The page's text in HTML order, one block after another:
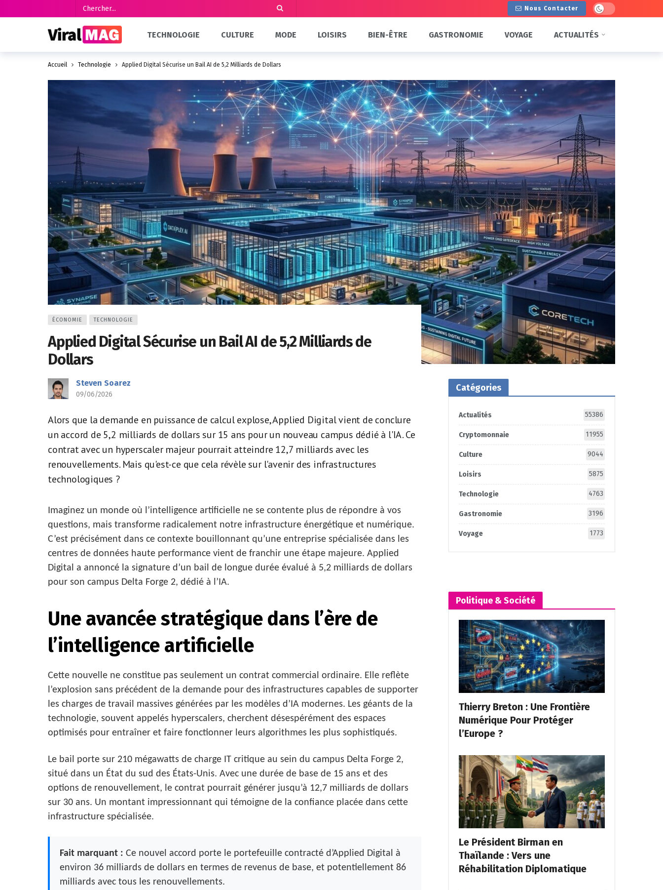
Nous Contacter Dark mode
TECHNOLOGIE CULTURE MODE LOISIRS BIEN-ÊTRE GASTRONOMIE VOYAGE ACTUALITÉS
Accueil Technologie Applied Digital Sécurise un Bail AI de 5,2 Milliards de Dollars
ÉCONOMIE TECHNOLOGIE
Applied Digital Sécurise un Bail AI de 5,2 Milliards de
Dollars
Steven Soarez
09/06/2026
Alors que la demande en puissance de calcul explose, Applied Digital vient de conclure
un accord de 5,2 milliards de dollars sur 15 ans pour un nouveau campus dédié à l'IA. Ce
contrat avec un hyperscaler majeur pourrait atteindre 12,7 milliards avec les
renouvellements. Mais qu'est-ce que cela révèle sur l'avenir des infrastructures
technologiques ?
Imaginez un monde où l’intelligence artificielle ne se contente plus de répondre à vos
questions, mais transforme radicalement notre infrastructure énergétique et numérique.
C’est précisément dans ce contexte bouillonnant qu’une entreprise spécialisée dans les
centres de données haute performance vient de franchir une étape majeure. Applied
Digital a annoncé la signature d’un bail de longue durée évalué à 5,2 milliards de dollars
pour son campus Delta Forge 2, dédié à l’IA.
Une avancée stratégique dans l’ère de
l’intelligence artificielle
Cette nouvelle ne constitue pas seulement un contrat commercial ordinaire. Elle reflète
l’explosion sans précédent de la demande pour des infrastructures capables de supporter
les charges de travail massives générées par les modèles d’IA modernes. Les géants de la
technologie, souvent appelés hyperscalers, cherchent désespérément des espaces
optimisés pour entraîner et faire fonctionner leurs algorithmes les plus sophistiqués.
Le bail porte sur 210 mégawatts de charge IT critique au sein du campus Delta Forge 2,
situé dans un État du sud des États-Unis. Avec une durée de base de 15 ans et des
options de renouvellement, le contrat pourrait générer jusqu’à 12,7 milliards de dollars
sur 30 ans. Un montant impressionnant qui témoigne de la confiance placée dans cette
infrastructure spécialisée.
Fait marquant : Ce nouvel accord porte le portefeuille contracté d’Applied Digital à
environ 36 milliards de dollars en termes de revenus de base, et potentiellement 86
milliards avec tous les renouvellements.
Catégories
Actualités 55386
Cryptomonnaie 11955
Culture 9044
Loisirs 5875
Technologie 4763
Gastronomie 3196
Voyage 1773
Politique & Société
Thierry Breton : Une Frontière
Numérique Pour Protéger
l’Europe ?
Le Président Birman en
Thaïlande : Vers une
Réhabilitation Diplomatique